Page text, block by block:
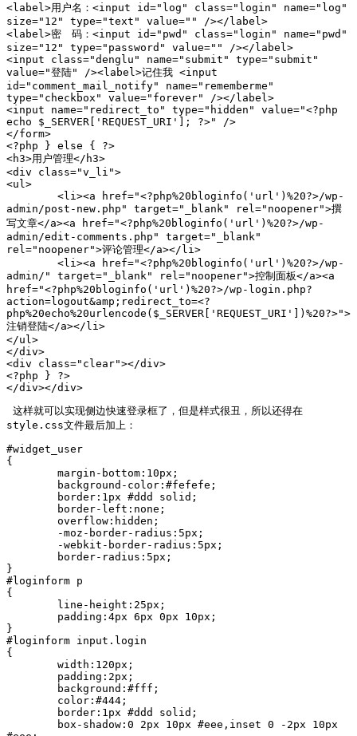
<label>用户名：<input id="log" class="login" name="log"
size="12" type="text" value="" /></label>
<label>密　码：<input id="pwd" class="login" name="pwd"
size="12" type="password" value="" /></label>
<input class="denglu" name="submit" type="submit"
value="登陆" /><label>记住我 <input
id="comment_mail_notify" name="rememberme"
type="checkbox" value="forever" /></label>
<input name="redirect_to" type="hidden" value="<?php
echo $_SERVER['REQUEST_URI']; ?>" />
</form>
<?php } else { ?>
<h3>用户管理</h3>
<div class="v_li">
<ul>
admin/post-new.php" target="_blank" rel="noopener">撰
写文章</a><a href="<?php%20bloginfo('url')%20?>/wp-
admin/edit-comments.php" target="_blank"
rel="noopener">评论管理</a></li>
admin/" target="_blank" rel="noopener">控制面板</a><a
href="<?php%20bloginfo('url')%20?>/wp-login.php?
action=logout&amp;redirect_to=<?
php%20echo%20urlencode($_SERVER['REQUEST_URI'])%20?>">
注销登陆</a></li>
</ul>
</div>
<div class="clear"></div>
<?php } ?>
</div></div>
这样就可以实现侧边快速登录框了，但是样式很丑，所以还得在
style.css文件最后加上：
#widget_user
{
}
#loginform p
{
}
#loginform input.login
{